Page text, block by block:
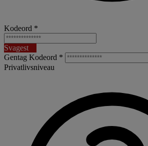
Kodeord *
Svagest
Gentag Kodeord *
Privatlivsniveau